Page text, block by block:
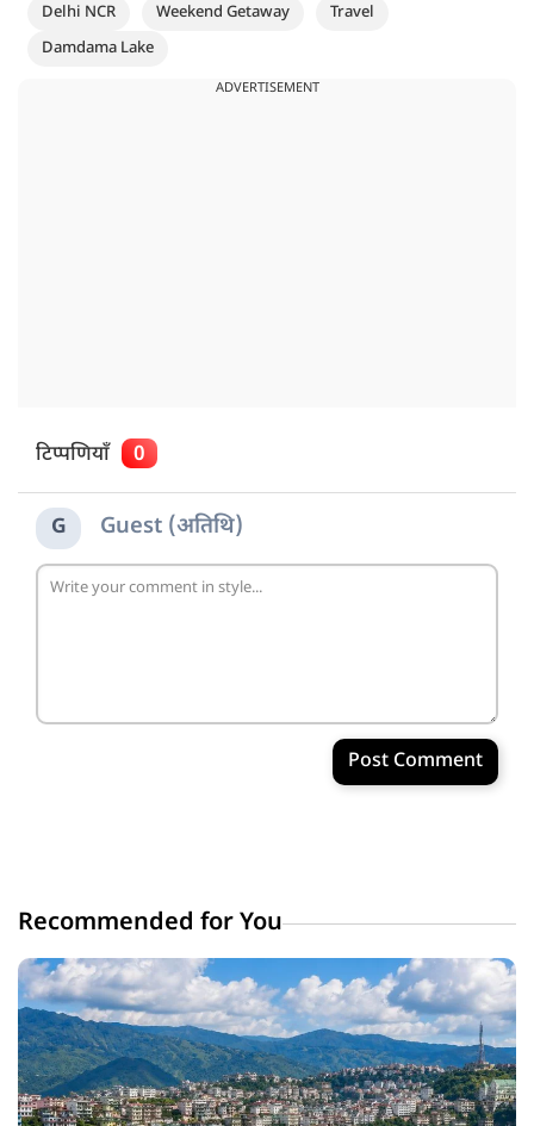
Delhi NCR Weekend Getaway
Travel
Damdama Lake
ADVERTISEMENT
टिप्पणियाँ 0
G Guest (अतिथि)
Post Comment
Recommended for You